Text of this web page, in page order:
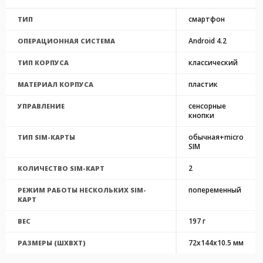
ТИП смартфон
ОПЕРАЦИОННАЯ СИСТЕМА Android 4.2
ТИП КОРПУСА классический
МАТЕРИАЛ КОРПУСА пластик
УПРАВЛЕНИЕ
сенсорные
кнопки
ТИП SIM-КАРТЫ
обычная+micro
SIM
КОЛИЧЕСТВО SIM-КАРТ 2
РЕЖИМ РАБОТЫ НЕСКОЛЬКИХ SIM-
КАРТ
попеременный
ВЕС 197 г
РАЗМЕРЫ (ШXВXТ) 72x144x10.5 мм